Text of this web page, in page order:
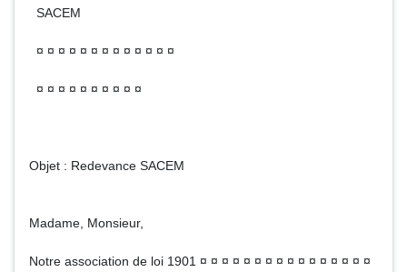
SACEM
¤ ¤ ¤ ¤ ¤ ¤ ¤ ¤ ¤ ¤ ¤ ¤ ¤
¤ ¤ ¤ ¤ ¤ ¤ ¤ ¤ ¤ ¤
Objet : Redevance SACEM
Madame, Monsieur,
Notre association de loi 1901 ¤ ¤ ¤ ¤ ¤ ¤ ¤ ¤ ¤ ¤ ¤ ¤ ¤ ¤ ¤ ¤